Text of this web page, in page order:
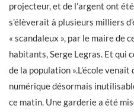
projecteur, et de l’argent ont
s’élèverait à plusieurs milliers
« scandaleux », par le maire de
habitants, Serge Legras. Et qui
de la population ».L’école venait
numérique désormais
ce matin. Une garderie a été